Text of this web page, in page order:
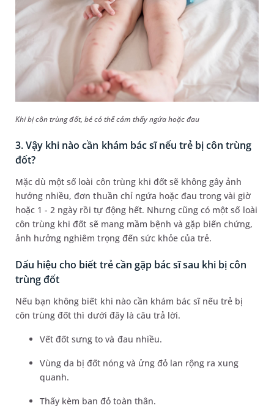
Khi bị côn trùng đốt, bé có thể cảm thấy ngứa hoặc đau
3. Vậy khi nào cần khám bác sĩ nếu trẻ bị côn trùng
đốt?
Mặc dù một số loài côn trùng khi đốt sẽ không gây ảnh
hưởng nhiều, đơn thuần chỉ ngứa hoặc đau trong vài giờ
hoặc 1 - 2 ngày rồi tự động hết. Nhưng cũng có một số loài
côn trùng khi đốt sẽ mang mầm bệnh và gặp biến chứng,
ảnh hưởng nghiêm trọng đến sức khỏe của trẻ.
Dấu hiệu cho biết trẻ cần gặp bác sĩ sau khi bị côn
trùng đốt
Nếu bạn không biết khi nào cần khám bác sĩ nếu trẻ bị
côn trùng đốt thì dưới đây là câu trả lời.
Vết đốt sưng to và đau nhiều.
Vùng da bị đốt nóng và ửng đỏ lan rộng ra xung
quanh.
Thấy kèm ban đỏ toàn thân.